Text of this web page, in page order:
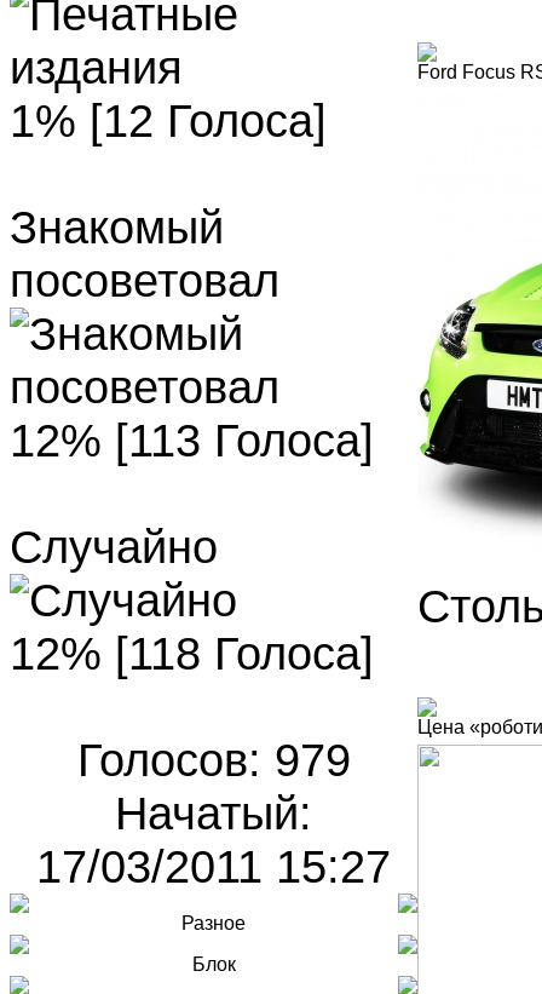
1% [12 Голоса]
Знакомый
посоветовал
12% [113 Голоса]
Случайно
12% [118 Голоса]
Голосов: 979
Начатый:
17/03/2011 15:27
Разное
Блок
Ford Focus
Цена